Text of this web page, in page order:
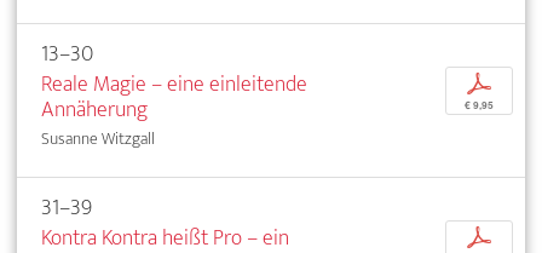
13–30
Reale Magie – eine einleitende
Annäherung
Susanne Witzgall
p
€ 9,95
31–39
Kontra Kontra heißt Pro – ein
p